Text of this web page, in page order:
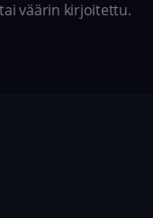
väärin kirjoitettu.